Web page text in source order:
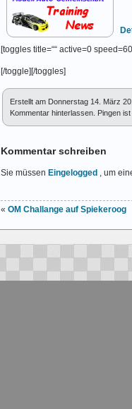
[toggles title=““ active=0
[/toggle][/toggles]
Erstellt am Donnerstag 14. März
Kommentar hinterlassen. Pingen
Kommentar schreiben
Sie müssen Eingelogged , um
« OM Challange auf Spiekeroog